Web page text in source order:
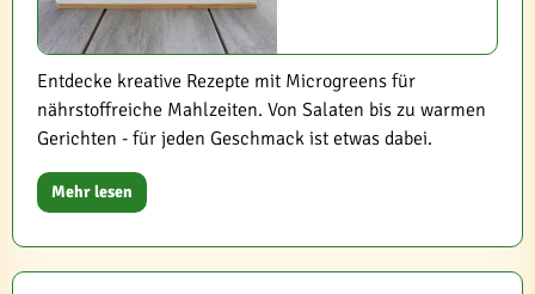
Entdecke kreative Rezepte mit Microgreens für
nährstoffreiche Mahlzeiten. Von Salaten bis zu warmen
Gerichten - für jeden Geschmack ist etwas dabei.
Mehr lesen